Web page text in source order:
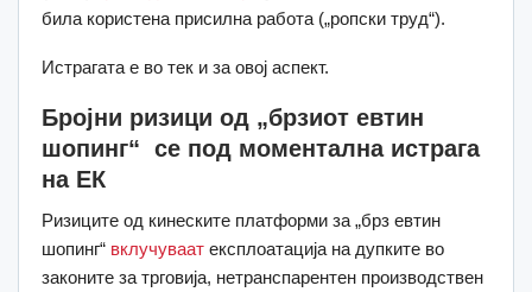
била користена присилна работа („ропски труд“).
Истрагата е во тек и за овој аспект.
Бројни ризици од „брзиот евтин
шопинг“ се под моментална истрага
на ЕК
Ризиците од кинеските платформи за „брз евтин
шопинг“ вклучуваат експлоатација на дупките во
законите за трговија, нетранспарентен производствен